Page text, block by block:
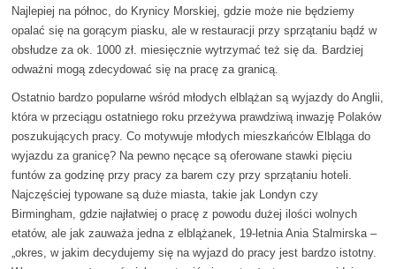
Najlepiej na północ, do Krynicy Morskiej, gdzie może nie będziemy
opalać się na gorącym piasku, ale w restauracji przy sprzątaniu bądź w
obsłudze za ok. 1000 zł. miesięcznie wytrzymać też się da. Bardziej
odważni mogą zdecydować się na pracę za granicą.
Ostatnio bardzo popularne wśród młodych elblążan są wyjazdy do Anglii,
która w przeciągu ostatniego roku przeżywa prawdziwą inwazję Polaków
poszukujących pracy. Co motywuje młodych mieszkańców Elbląga do
wyjazdu za granicę? Na pewno nęcące są oferowane stawki pięciu
funtów za godzinę przy pracy za barem czy przy sprzątaniu hoteli.
Najczęściej typowane są duże miasta, takie jak Londyn czy
Birmingham, gdzie najłatwiej o pracę z powodu dużej ilości wolnych
etatów, ale jak zauważa jedna z elblążanek, 19-letnia Ania Stalmirska –
„okres, w jakim decydujemy się na wyjazd do pracy jest bardzo istotny.